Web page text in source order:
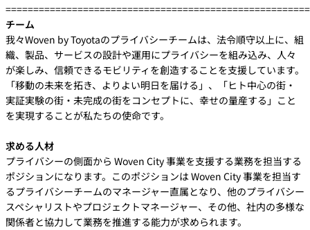
チーム
我々Woven by Toyotaのプライバシーチームは、法令順守以上に、組
織、製品、サービスの設計や運用にプライバシーを組み込み、人々
が楽しみ、信頼できるモビリティを創造することを支援しています。
「移動の未来を拓き、よりよい明日を届ける」、「ヒト中心の街・
実証実験の街・未完成の街をコンセプトに、幸せの量産する」こと
を実現することが私たちの使命です。
求める人材
プライバシーの側面から Woven City 事業を支援する業務を担当する
ポジションになります。このポジションは Woven City 事業を担当す
るプライバシーチームのマネージャー直属となり、他のプライバシー
スペシャリストやプロジェクトマネージャー、その他、社内の多様な
関係者と協力して業務を推進する能力が求められます。